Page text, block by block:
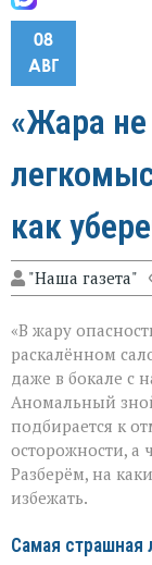
08
АВГ
«Жара
как
"Наша газета"
«В жару
раскалённом
даже в бокале с
Аномальный
подбирается к
осторожности, а
Разберём, на
избежать.
Самая страшная